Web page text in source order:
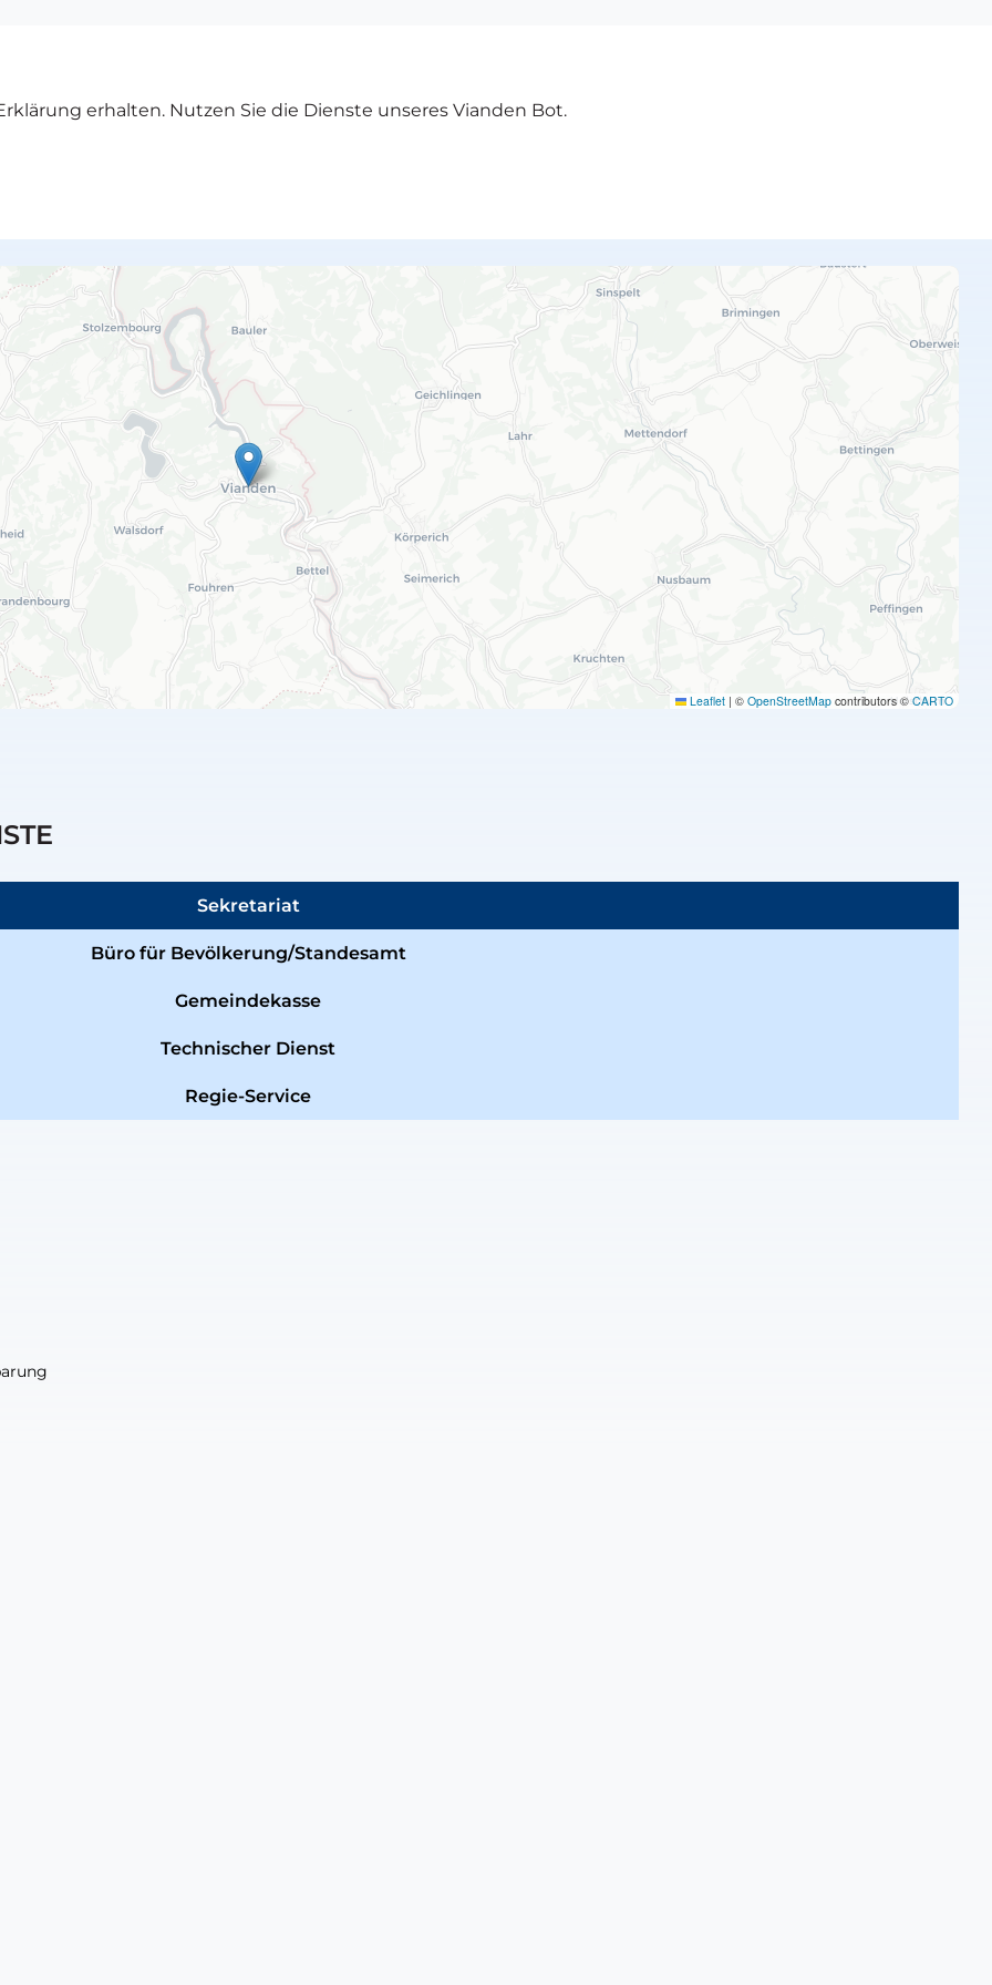
erhalten. Nutzen Sie die Dienste unseres Vianden Bot.
Leaflet | © OpenStreetMap contributors © CARTO
Sekretariat
Büro für Bevölkerung/Standesamt
Gemeindekasse
Technischer Dienst
Regie-Service